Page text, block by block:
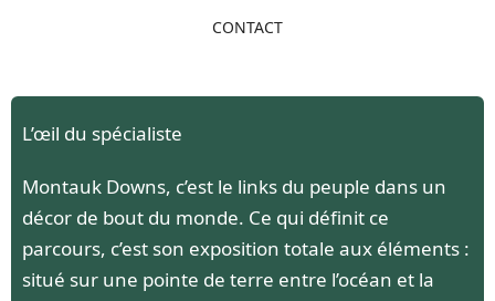
CONTACT
L’œil du spécialiste
Montauk Downs, c’est le links du peuple dans un
décor de bout du monde. Ce qui définit ce
parcours, c’est son exposition totale aux éléments :
situé sur une pointe de terre entre l’océan et la